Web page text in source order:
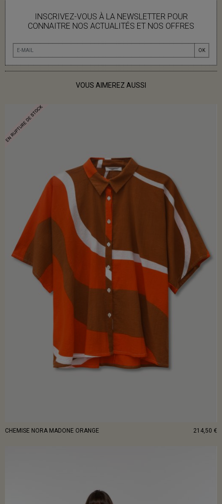
INSCRIVEZ-VOUS À LA NEWSLETTER POUR
CONNAITRE NOS ACTUALITÉS ET NOS OFFRES
OK
INFOS LIVRAISON
VOUS AIMEREZ AUSSI
CHEMISE NORA MADONE ORANGE 214,50 €